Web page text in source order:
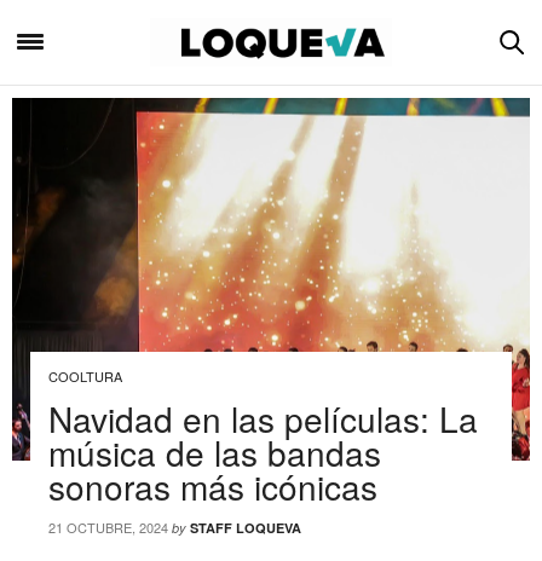
COOLTURA
Navidad en las películas: La
música de las bandas
sonoras más icónicas
21 OCTUBRE, 2024 by STAFF LOQUEVA